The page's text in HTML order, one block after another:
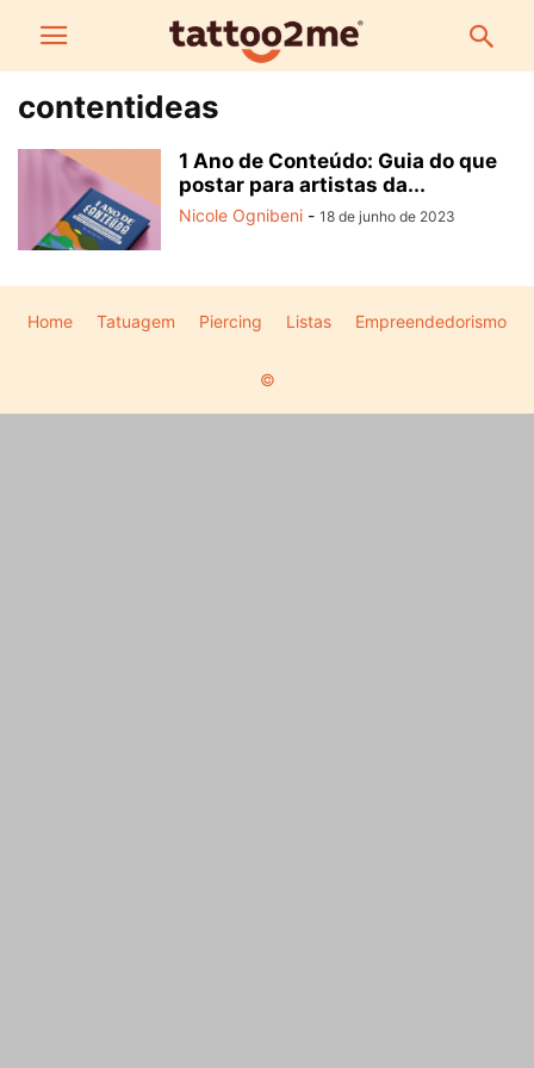
contentideas
1 Ano de Conteúdo: Guia do que
postar para artistas da...
Nicole Ognibeni - 18 de junho de 2023
Home Tatuagem Piercing Listas Empreendedorismo
©